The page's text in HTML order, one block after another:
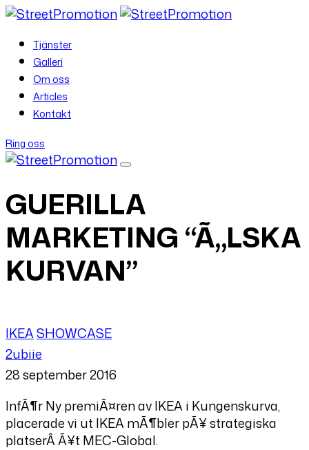
Tjänster
Galleri
Om oss
Articles
Kontakt
Ring oss
GUERILLA
MARKETING “Ã„LSKA
KURVAN”
IKEASHOWCASE
2ubiie
28 september 2016
InfÃ¶r Ny premiÃ¤ren av IKEA i Kungenskurva,
placerade vi ut IKEA mÃ¶bler pÃ¥ strategiska
platserÂ Ã¥t MEC-Global.